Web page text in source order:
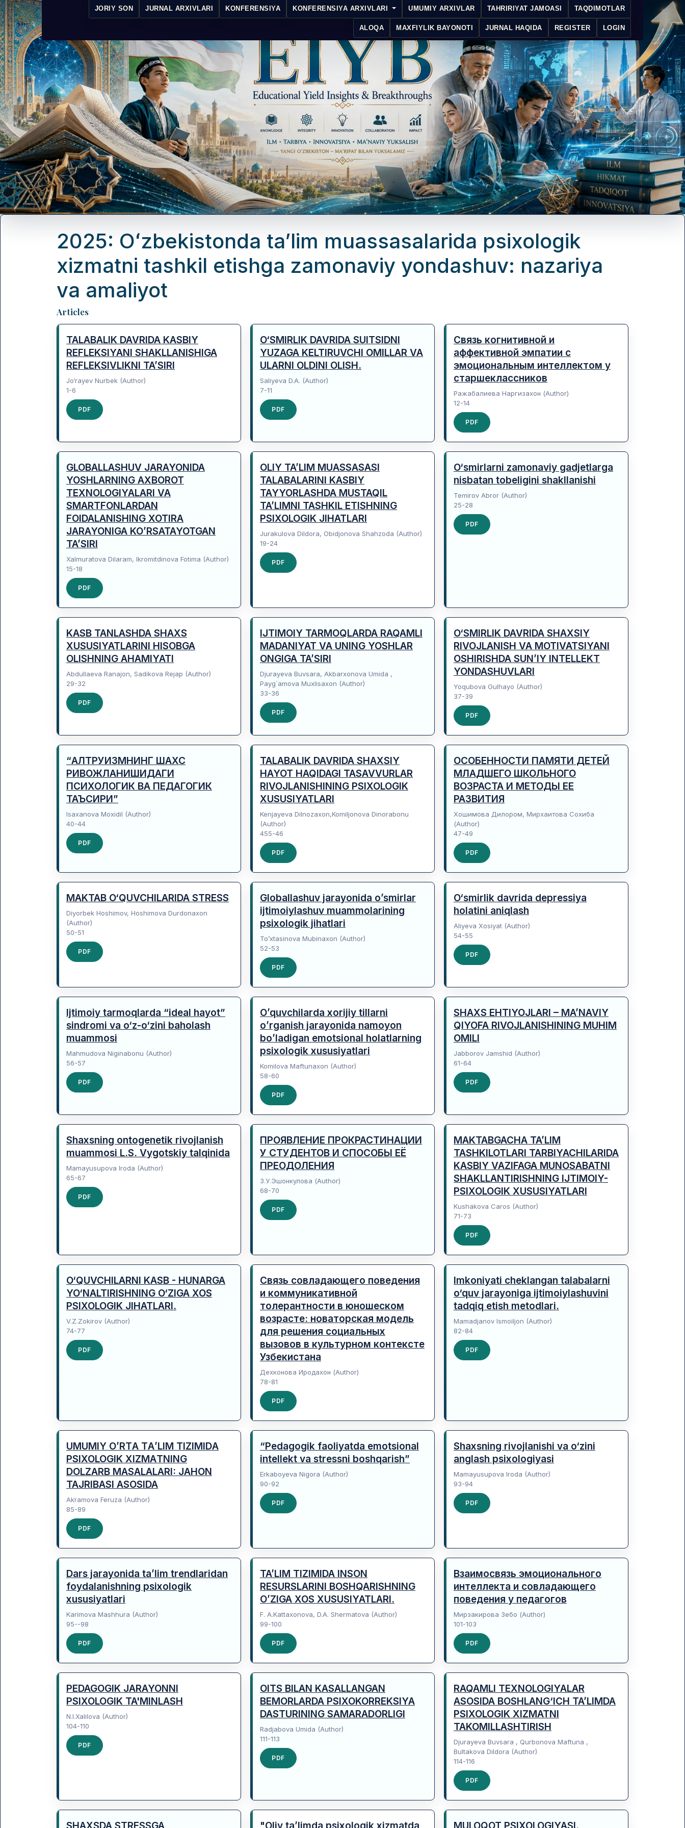
JORIY SON JURNAL ARXIVLARI KONFERENSIYA KONFERENSIYA ARXIVLARI UMUMIY ARXIVLAR TAHRIRIYAT JAMOASI TAQDIMOTLAR
ALOQA MAXFIYLIK BAYONOTI JURNAL HAQIDA REGISTER LOGIN
2025: Oʻzbekistonda taʼlim muassasalarida psixologik
xizmatni tashkil etishga zamonaviy yondashuv: nazariya
va amaliyot
Table of Contents
Articles
TALABALIK DAVRIDA KASBIY
REFLEKSIYANI SHAKLLANISHIGA
REFLEKSIVLIKNI TA’SIRI
Jo‘rayev Nurbek (Author)
1-6
PDF
O‘SMIRLIK DAVRIDA SUITSIDNI
YUZAGA KELTIRUVCHI OMILLAR VA
ULARNI OLDINI OLISH.
Saliyeva D.A. (Author)
7-11
PDF
Связь когнитивной и
аффективной эмпатии с
эмоциональным интеллектом у
старшеклассников
Ражабалиева Наргизахон (Author)
12-14
PDF
GLOBALLASHUV JARAYONIDA
YOSHLARNING AXBOROT
TEXNOLOGIYALARI VA
SMARTFONLARDAN
FOIDALANISHING XOTIRA
JARAYONIGA KO’RSATAYOTGAN
TA’SIRI
Xalmuratova Dilaram, Ikromitdinova Fotima (Author)
15-18
PDF
OLIY TA’LIM MUASSASASI
TALABALARINI KASBIY
TAYYORLASHDA MUSTAQIL
TA’LIMNI TASHKIL ETISHNING
PSIXOLOGIK JIHATLARI
Jurakulova Dildora, Obidjonova Shahzoda (Author)
19-24
PDF
O‘smirlarni zamonaviy gadjetlarga
nisbatan tobeligini shakllanishi
Temirov Abror (Author)
25-28
PDF
KASB TANLASHDA SHAXS
XUSUSIYATLARINI HISOBGA
OLISHNING AHAMIYATI
Abdullaeva Ranajon, Sadikova Rejap (Author)
29-32
PDF
IJTIMOIY TARMOQLARDA RAQAMLI
MADANIYAT VA UNING YOSHLAR
ONGIGA TA’SIRI
Djurayeva Buvsara, Akbarxonova Umida ,
Payg`amova Muxlisaxon (Author)
33-36
PDF
O‘SMIRLIK DAVRIDA SHAXSIY
RIVOJLANISH VA MOTIVATSIYANI
OSHIRISHDA SUN’IY INTELLEKT
YONDASHUVLARI
Yoqubova Gulhayo (Author)
37-39
PDF
“АЛТРУИЗМНИНГ ШАХС
РИВОЖЛАНИШИДАГИ
ПСИХОЛОГИК ВА ПЕДАГОГИК
ТАЪСИРИ”
Isаxаnоvа Mоxidil (Author)
40-44
PDF
TALABALIK DAVRIDA SHAXSIY
HAYOT HAQIDAGI TASAVVURLAR
RIVOJLANISHINING PSIXOLOGIK
XUSUSIYATLARI
Kenjayeva Dilnozaxon,Komiljonova Dinorabonu
(Author)
455-46
PDF
ОСОБЕННОСТИ ПАМЯТИ ДЕТЕЙ
МЛАДШЕГО ШКОЛЬНОГО
ВОЗРАСТА И МЕТОДЫ ЕЕ
РАЗВИТИЯ
Хошимова Дилором, Мирхаитова Сохиба
(Author)
47-49
PDF
MAKTAB O‘QUVCHILARIDA STRESS
Diyorbek Hoshimov, Hoshimova Durdonaxon
(Author)
50-51
PDF
Globallashuv jarayonida o’smirlar
ijtimoiylashuv muammolarining
psixologik jihatlari
To’xtasinova Mubinaxon (Author)
52-53
PDF
O‘smirlik davrida depressiya
holatini aniqlash
Aliyeva Xosiyat (Author)
54-55
PDF
Ijtimoiy tarmoqlarda “ideal hayot”
sindromi va o‘z-o‘zini baholash
muammosi
Mahmudova Niginabonu (Author)
56-57
PDF
O’quvchilarda xorijiy tillarni
o’rganish jarayonida namoyon
bo’ladigan emotsional holatlarning
psixologik xususiyatlari
Komilova Maftunaxon (Author)
58-60
PDF
SHAXS EHTIYOJLARI – MA’NAVIY
QIYOFA RIVOJLANISHINING MUHIM
OMILI
Jabborov Jamshid (Author)
61-64
PDF
Shaxsning ontogenetik rivojlanish
muammosi L.S. Vygotskiy talqinida
Mamayusupova Iroda (Author)
65-67
PDF
ПРОЯВЛЕНИЕ ПРОКРАСТИНАЦИИ
У СТУДЕНТОВ И СПОСОБЫ ЕЁ
ПРЕОДОЛЕНИЯ
З.У.Эшонкулова (Author)
68-70
PDF
MAKTABGACHA TA’LIM
TASHKILOTLARI TARBIYACHILARIDA
KASBIY VAZIFAGA MUNOSABATNI
SHAKLLANTIRISHNING IJTIMOIY-
PSIXOLOGIK XUSUSIYATLARI
Kushakova Caros (Author)
71-73
PDF
O‘QUVCHILARNI KASB - HUNARGA
YO‘NALTIRISHNING O‘ZIGA XOS
PSIXOLOGIK JIHATLARI.
V.Z.Zokirov (Author)
74-77
PDF
Связь совладающего поведения
и коммуникативной
толерантности в юношеском
возрасте: новаторская модель
для решения социальных
вызовов в культурном контексте
Узбекистана
Дехконова Иродахон (Author)
78-81
PDF
Imkoniyati cheklangan talabalarni
o‘quv jarayoniga ijtimoiylashuvini
tadqiq etish metodlari.
Mamadjanov Ismoiljon (Author)
82-84
PDF
UMUMIY OʼRTА TА’LIM TIZIMIDА
PSIXOLOGIK XIZMАTNING
DOLZARB MASALALARI: JAHON
TAJRIBASI ASOSIDA
Аkramova Feruza (Author)
85-89
PDF
“Pedagogik faoliyatda emotsional
intellekt va stressni boshqarish”
Erkaboyeva Nigora (Author)
90-92
PDF
Shaxsning rivojlanishi va o‘zini
anglash psixologiyasi
Mamayusupova Iroda (Author)
93-94
PDF
Dars jarayonida ta’lim trendlaridan
foydalanishning psixologik
xususiyatlari
Karimova Mashhura (Author)
95--98
PDF
TA’LIM TIZIMIDA INSON
RESURSLARINI BOSHQARISHNING
O’ZIGA XOS XUSUSIYATLARI.
F. A.Kattaxonova, D.A. Shermatova (Author)
99-100
PDF
Взаимосвязь эмоционального
интеллекта и совладающего
поведения у педагогов
Мирзакирова Зебо (Author)
101-103
PDF
PEDAGOGIK JARAYONNI
PSIXOLOGIK TA'MINLASH
N.I.Xalilova (Author)
104-110
PDF
OITS BILAN KASALLANGAN
BEMORLARDA PSIXOKORREKSIYA
DASTURINING SAMARADORLIGI
Radjabova Umida (Author)
111-113
PDF
RAQAMLI TEXNOLOGIYALAR
ASOSIDA BOSHLANG‘ICH TA’LIMDA
PSIXOLOGIK XIZMATNI
TAKOMILLASHTIRISH
Djurayeva Buvsara , Qurbonova Maftuna ,
Bultakova Dildora (Author)
114-116
PDF